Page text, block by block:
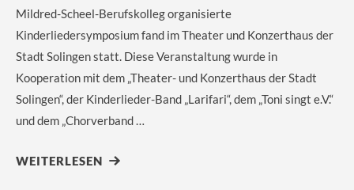
Mildred-Scheel-Berufskolleg organisierte
Kinderliedersymposium fand im Theater und Konzerthaus der
Stadt Solingen statt. Diese Veranstaltung wurde in
Kooperation mit dem „Theater- und Konzerthaus der Stadt
Solingen“, der Kinderlieder-Band „Larifari“, dem „Toni singt e.V.“
und dem „Chorverband …
WEITERLESEN